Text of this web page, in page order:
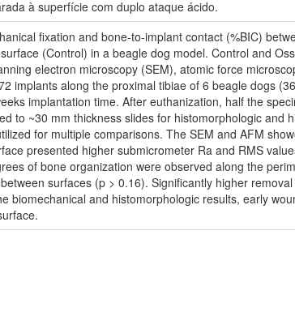
à superfície com duplo ataque ácido.
fixation and bone-to-implant contact (%BIC)
(Control) in a beagle dog model. Control and
electron microscopy (SEM), atomic force
implants along the proximal tibiae of 6 beagle dogs
implantation time. After euthanization, half the
to ~30 mm thickness slides for histomorphologic and
for multiple comparisons. The SEM and AFM
presented higher submicrometer Ra and RMS
of bone organization were observed along the
surfaces (p > 0.16). Significantly higher
biomechanical and histomorphologic results, early